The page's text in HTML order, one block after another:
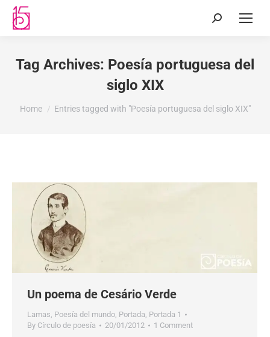
Tag Archives: Poesía portuguesa del
siglo XIX
You are here:
Home Entries tagged with "Poesía portuguesa del siglo XIX"
Un poema de Cesário Verde
Lamas Poesía del mundo Portada Portada 1
By Círculo de poesía 20/01/2012 1 Comment